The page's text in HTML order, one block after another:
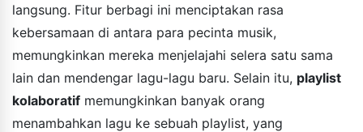
langsung. Fitur berbagi ini menciptakan rasa
kebersamaan di antara para pecinta musik,
memungkinkan mereka menjelajahi selera satu sama
lain dan mendengar lagu-lagu baru. Selain itu, playlist
kolaboratif memungkinkan banyak orang
menambahkan lagu ke sebuah playlist, yang